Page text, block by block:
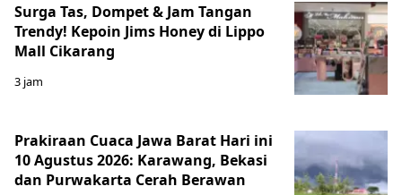
Surga Tas, Dompet & Jam Tangan
Trendy! Kepoin Jims Honey di Lippo
Mall Cikarang
3 jam
Prakiraan Cuaca Jawa Barat Hari ini
10 Agustus 2026: Karawang, Bekasi
dan Purwakarta Cerah Berawan